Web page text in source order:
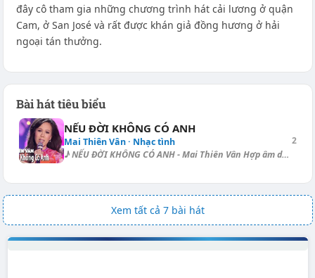
đây cô tham gia những chương trình hát cải lương ở quận
Cam, ở San José và rất được khán giả đồng hương ở hải
ngoại tán thưởng.
Bài hát tiêu biểu
NẾU ĐỜI KHÔNG CÓ ANH
Mai Thiên Vân · Nhạc tình
♪ NẾU ĐỜI KHÔNG CÓ ANH - Mai Thiên Vân Hợp âm dạo (Slow Rock): [C] | [Em...
2
Xem tất cả 7 bài hát